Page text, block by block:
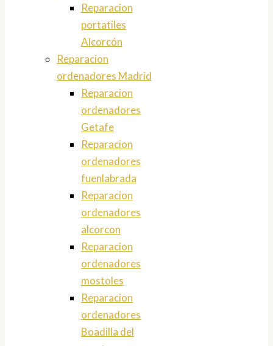
Reparacion
portatiles
Alcorcón
Reparacion
ordenadores Madrid
Reparacion
ordenadores
Getafe
Reparacion
ordenadores
fuenlabrada
Reparacion
ordenadores
alcorcon
Reparacion
ordenadores
mostoles
Reparacion
ordenadores
Boadilla del